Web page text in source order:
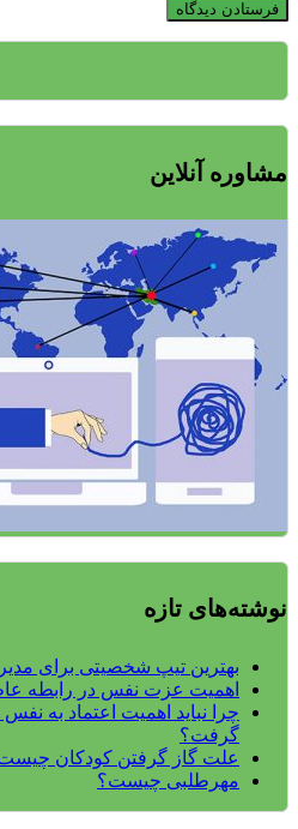
مشاوره آنلاین
نوشته‌های تازه
بهترین تیپ شخصیتی برای
اهمیت عزت نفس در رابطه
چرا نباید اهمیت اعتماد به نفس
گرفت؟
علت گاز گرفتن کودکان
مهرطلبی چیست؟